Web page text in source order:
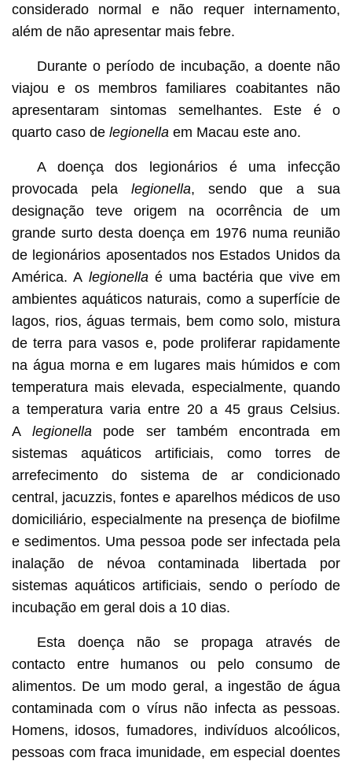
considerado normal e não requer internamento,
além de não apresentar mais febre.
Durante o período de incubação, a doente não
viajou e os membros familiares coabitantes não
apresentaram sintomas semelhantes. Este é o
quarto caso de legionella em Macau este ano.
A doença dos legionários é uma infecção
provocada pela legionella, sendo que a sua
designação teve origem na ocorrência de um
grande surto desta doença em 1976 numa reunião
de legionários aposentados nos Estados Unidos da
América. A legionella é uma bactéria que vive em
ambientes aquáticos naturais, como a superfície de
lagos, rios, águas termais, bem como solo, mistura
de terra para vasos e, pode proliferar rapidamente
na água morna e em lugares mais húmidos e com
temperatura mais elevada, especialmente, quando
a temperatura varia entre 20 a 45 graus Celsius.
Alegionella pode ser também encontrada em
sistemas aquáticos artificiais, como torres de
arrefecimento do sistema de ar condicionado
central, jacuzzis, fontes e aparelhos médicos de uso
domiciliário, especialmente na presença de biofilme
e sedimentos. Uma pessoa pode ser infectada pela
inalação de névoa contaminada libertada por
sistemas aquáticos artificiais, sendo o período de
incubação em geral dois a 10 dias.
Esta doença não se propaga através de
contacto entre humanos ou pelo consumo de
alimentos. De um modo geral, a ingestão de água
contaminada com o vírus não infecta as pessoas.
Homens, idosos, fumadores, indivíduos alcoólicos,
pessoas com fraca imunidade, em especial doentes